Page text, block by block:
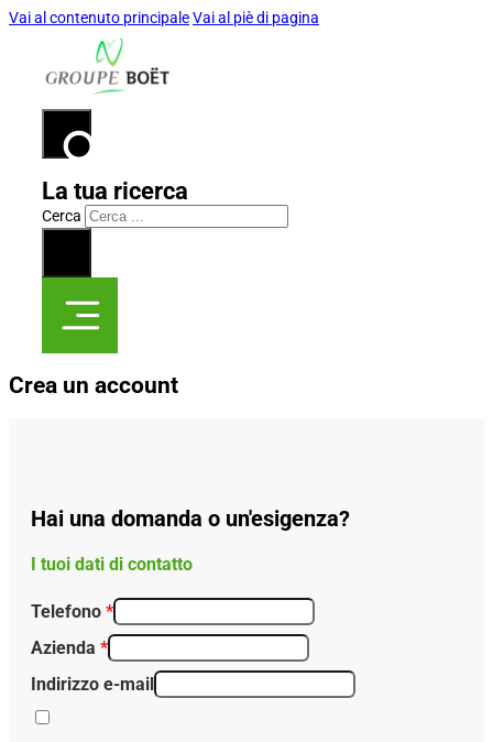
Vai al contenuto principaleVai al piè di pagina
La tua ricerca
Cerca
Crea un account
Hai una domanda o un'esigenza?
I tuoi dati di contatto
Telefono *
Azienda *
Indirizzo e-mail